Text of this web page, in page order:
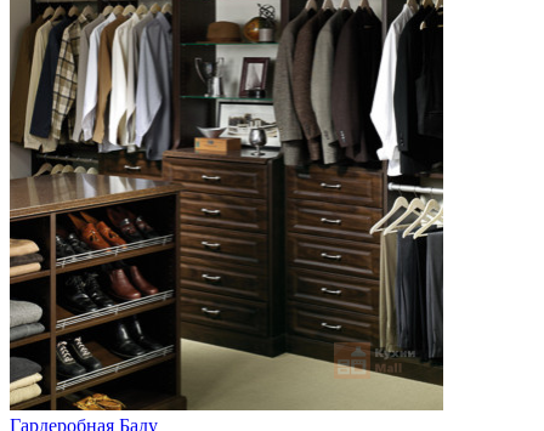
Гардеробная Баду